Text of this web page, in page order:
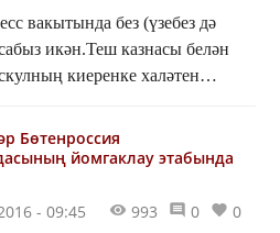
вакытында без (үзебез дә
икән.Теш казнасы белән
киеренке халәтен
Бөтенроссия
йомгаклау этабында
- 09:45 993 0 0